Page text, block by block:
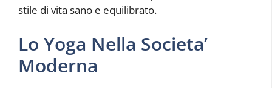
stile di vita sano e equilibrato.
Lo Yoga Nella Societa’
Moderna